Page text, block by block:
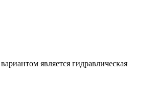
является гидравлическая